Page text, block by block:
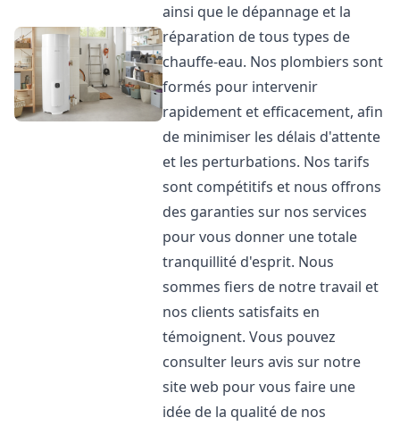
ainsi que le dépannage et la
réparation de tous types de
chauffe-eau. Nos plombiers sont
formés pour intervenir
rapidement et efficacement, afin
de minimiser les délais d'attente
et les perturbations. Nos tarifs
sont compétitifs et nous offrons
des garanties sur nos services
pour vous donner une totale
tranquillité d'esprit. Nous
sommes fiers de notre travail et
nos clients satisfaits en
témoignent. Vous pouvez
consulter leurs avis sur notre
site web pour vous faire une
idée de la qualité de nos